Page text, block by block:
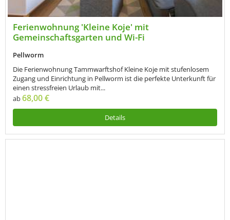
Ferienwohnung 'Kleine Koje' mit
Gemeinschaftsgarten und Wi-Fi
Pellworm
Die Ferienwohnung Tammwarftshof Kleine Koje mit stufenlosem
Zugang und Einrichtung in Pellworm ist die perfekte Unterkunft für
einen stressfreien Urlaub mit...
ab68,00 €
Details